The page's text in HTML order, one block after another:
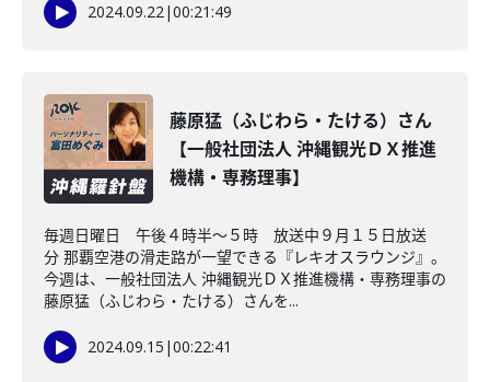
2024.09.22|00:21:49
藤原猛（ふじわら・たける）さん
【一般社団法人 沖縄観光ＤＸ推進
機構・専務理事】
毎週日曜日 午後４時半～５時 放送中９月１５日放送
分 那覇空港の滑走路が一望できる『レキオスラウンジ』。
今週は、一般社団法人 沖縄観光ＤＸ推進機構・専務理事の
藤原猛（ふじわら・たける）さんを...
2024.09.15 |00:22:41